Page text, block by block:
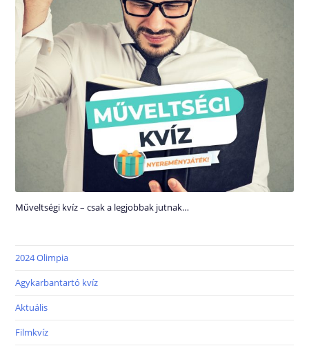
Műveltségi kvíz – csak a legjobbak jutnak…
2024 Olimpia
Agykarbantartó kvíz
Aktuális
Filmkvíz